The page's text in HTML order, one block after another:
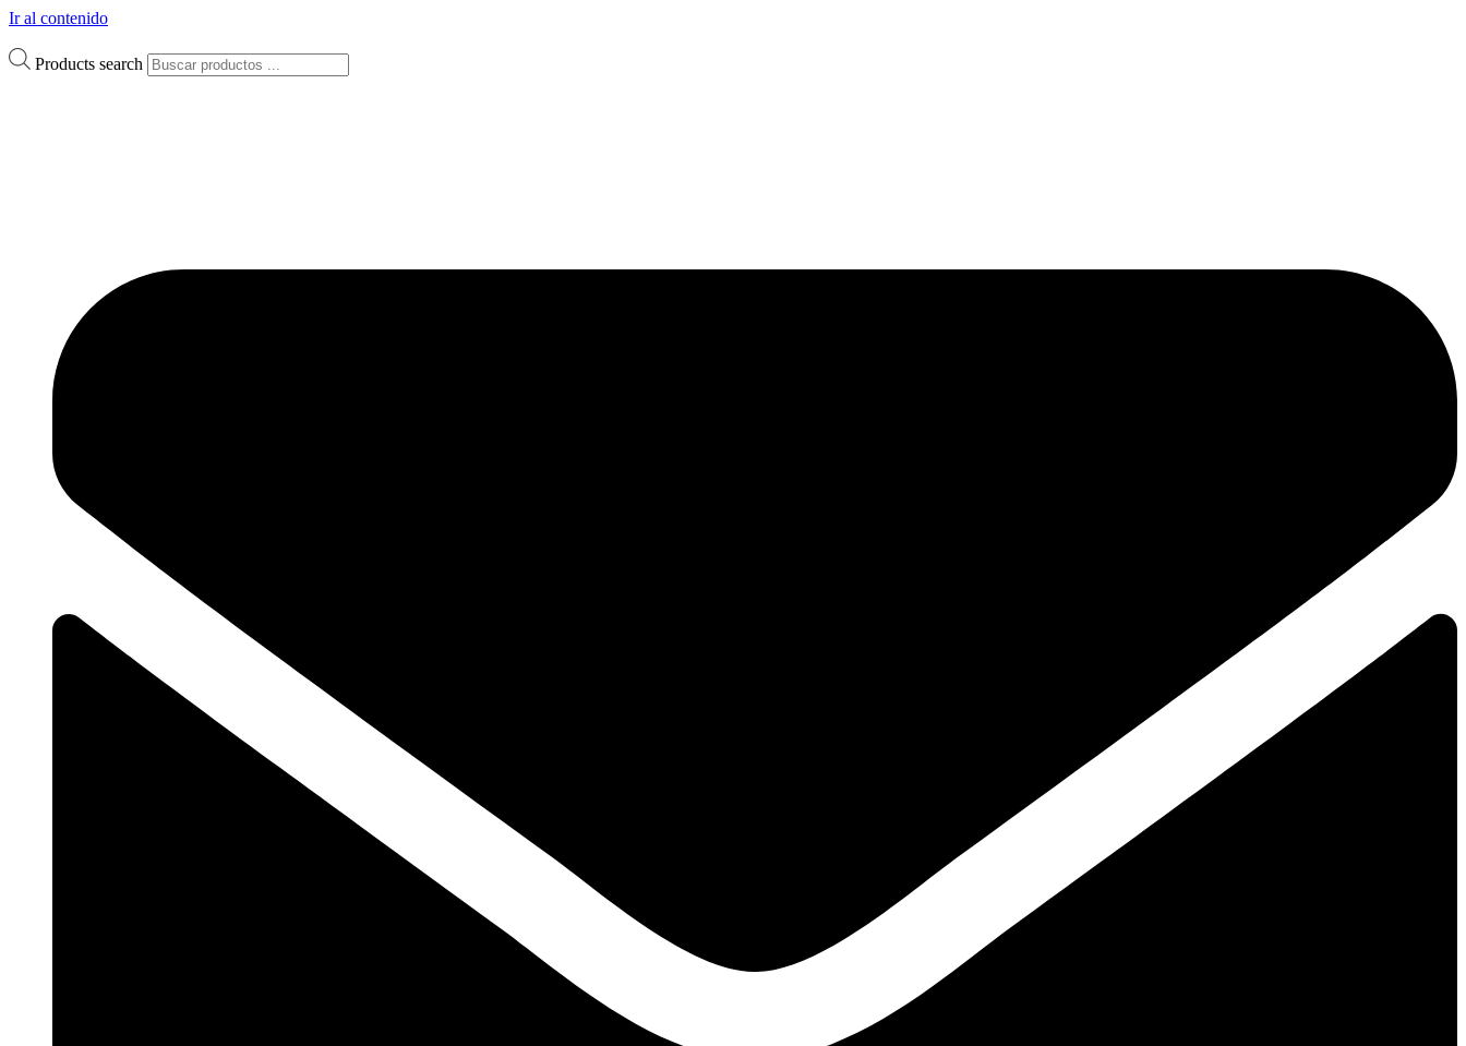
Ir al contenido
Products search